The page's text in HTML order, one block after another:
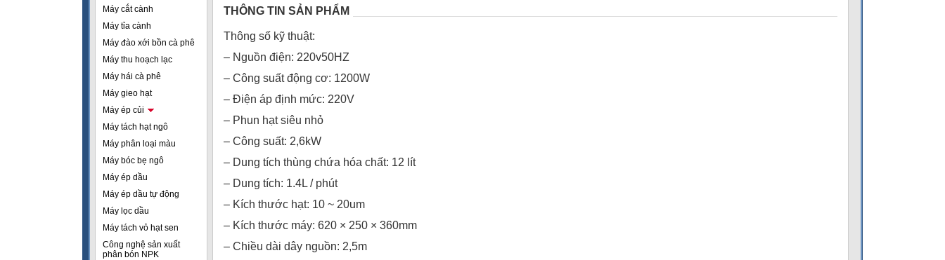
Máy cắt cành
Máy tỉa cành
Máy đào xới bồn cà phê
Máy thu hoạch lạc
Máy hái cà phê
Máy gieo hạt
Máy ép củi
Máy tách hạt ngô
Máy phân loại màu
Máy bóc bẹ ngô
Máy ép dầu
Máy ép dầu tự động
Máy lọc dầu
Máy tách vỏ hạt sen
Công nghệ sản xuất
phân bón NPK
THÔNG TIN SẢN PHẨM
Thông số kỹ thuật:
– Nguồn điện: 220v50HZ
– Công suất động cơ: 1200W
– Điện áp định mức: 220V
– Phun hạt siêu nhỏ
– Công suất: 2,6kW
– Dung tích thùng chứa hóa chất: 12 lít
– Dung tích: 1.4L / phút
– Kích thước hạt: 10 ~ 20um
– Kích thước máy: 620 × 250 × 360mm
– Chiều dài dây nguồn: 2,5m